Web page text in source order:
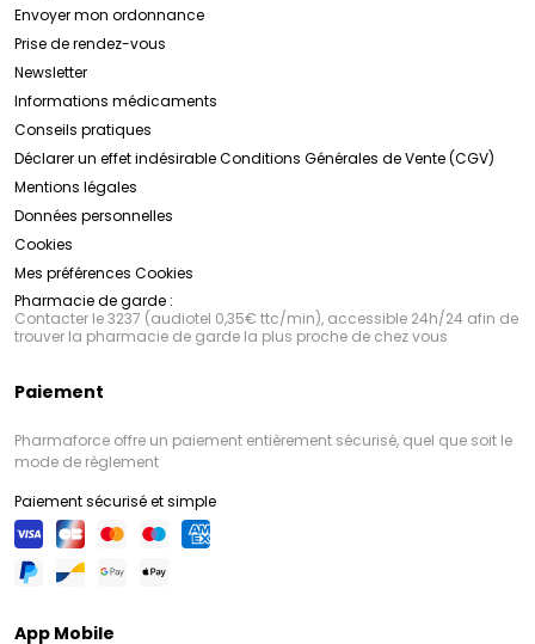
Envoyer mon ordonnance
Prise de rendez-vous
Newsletter
Informations médicaments
Conseils pratiques
Déclarer un effet indésirableConditions Générales de Vente (CGV)
Mentions légales
Données personnelles
Cookies
Mes préférences Cookies
Pharmacie de garde :
Contacter le 3237 (audiotel 0,35€ ttc/min), accessible 24h/24 afin de
trouver la pharmacie de garde la plus proche de chez vous
Paiement
Pharmaforce offre un paiement entièrement sécurisé, quel que soit le
mode de règlement
Paiement sécurisé et simple
App Mobile